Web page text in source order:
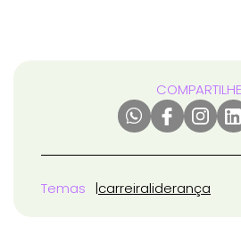
Temas carreiraliderança